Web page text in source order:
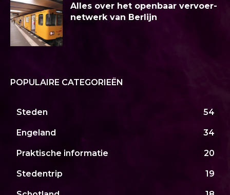
Alles over het openbaar vervoer-
netwerk van Berlijn
POPULAIRE CATEGORIEËN
Steden 54
Engeland 34
Praktische informatie 20
Stedentrip 19